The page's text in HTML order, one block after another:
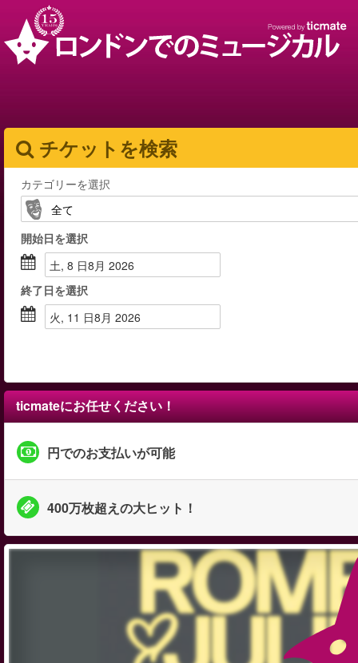
チケットを検索
カテゴリーを選択
開始日を選択
土, 8 日8月 2026
終了日を選択
火, 11 日8月 2026
ticmateにお任せください！
円でのお支払いが可能
400万枚超えの大ヒット！